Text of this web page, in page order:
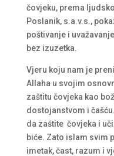
čovjeku, prema
Poslanik, s.a.v.s.,
poštivanje i
bez izuzetka.
Vjeru koju nam je
Allaha u svojim
zaštitu čovjeka kao
dostojanstvom i
da zaštite čovjeka i
biće. Zato islam svim
imetak, čast, razum i